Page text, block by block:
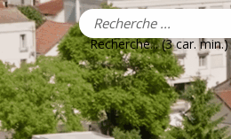
Recherche... (3 car. min.)